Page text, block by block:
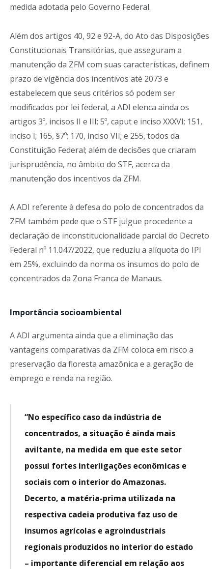
medida adotada pelo Governo Federal.
Além dos artigos 40, 92 e 92-A, do Ato das Disposições
Constitucionais Transitórias, que asseguram a
manutenção da ZFM com suas características, definem
prazo de vigência dos incentivos até 2073 e
estabelecem que seus critérios só podem ser
modificados por lei federal, a ADI elenca ainda os
artigos 3º, incisos II e III; 5º, caput e inciso XXXVI; 151,
inciso I; 165, §7º; 170, inciso VII; e 255, todos da
Constituição Federal; além de decisões que criaram
jurisprudência, no âmbito do STF, acerca da
manutenção dos incentivos da ZFM.
A ADI referente à defesa do polo de concentrados da
ZFM também pede que o STF julgue procedente a
declaração de inconstitucionalidade parcial do Decreto
Federal nº 11.047/2022, que reduziu a alíquota do IPI
em 25%, excluindo da norma os insumos do polo de
concentrados da Zona Franca de Manaus.
Importância socioambiental
A ADI argumenta ainda que a eliminação das
vantagens comparativas da ZFM coloca em risco a
preservação da floresta amazônica e a geração de
emprego e renda na região.
“No específico caso da indústria de
concentrados, a situação é ainda mais
aviltante, na medida em que este setor
possui fortes interligações econômicas e
sociais com o interior do Amazonas.
Decerto, a matéria-prima utilizada na
respectiva cadeia produtiva faz uso de
insumos agrícolas e agroindustriais
regionais produzidos no interior do estado
– importante diferencial em relação aos